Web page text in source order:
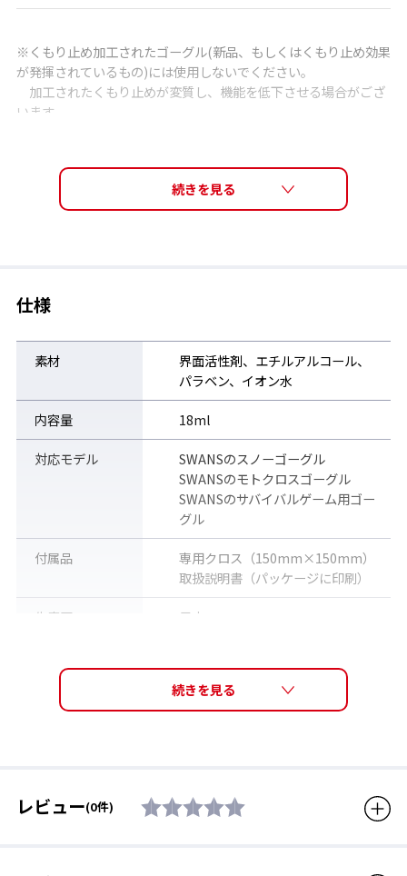
※くもり止め加工されたゴーグル(新品、もしくはくもり止め効果
が発揮されているもの)には使用しないでください。
加工されたくもり止めが変質し、機能を低下させる場合がござ
います。
※当社製品以外には、使用しないでください。
仕様
素材
界面活性剤、エチルアルコール、
パラベン、イオン水
内容量 18ml
対応モデル
SWANSのスノーゴーグル
SWANSのモトクロスゴーグル
SWANSのサバイバルゲーム用ゴー
グル
付属品
専用クロス（150mm×150mm）
取扱説明書（パッケージに印刷）
生産国 日本
て宅配便（佐川急便）で発送いた
します。普通郵便・メール便等での
郵送は承っておりません。
レビュー(0件)